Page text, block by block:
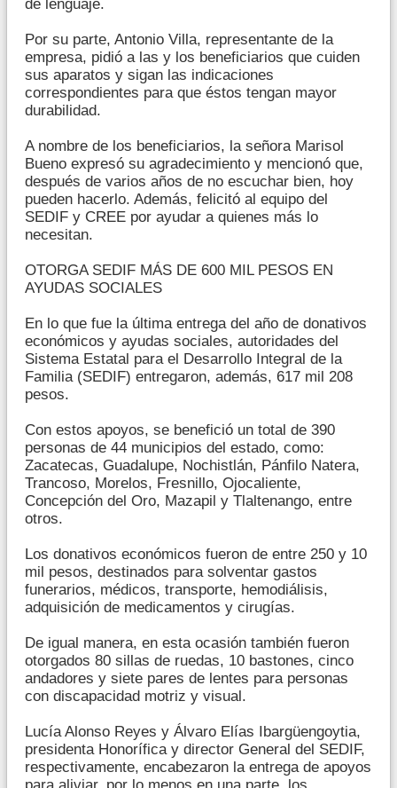
de lenguaje.
Por su parte, Antonio Villa, representante de la
empresa, pidió a las y los beneficiarios que cuiden
sus aparatos y sigan las indicaciones
correspondientes para que éstos tengan mayor
durabilidad.
A nombre de los beneficiarios, la señora Marisol
Bueno expresó su agradecimiento y mencionó que,
después de varios años de no escuchar bien, hoy
pueden hacerlo. Además, felicitó al equipo del
SEDIF y CREE por ayudar a quienes más lo
necesitan.
OTORGA SEDIF MÁS DE 600 MIL PESOS EN
AYUDAS SOCIALES
En lo que fue la última entrega del año de donativos
económicos y ayudas sociales, autoridades del
Sistema Estatal para el Desarrollo Integral de la
Familia (SEDIF) entregaron, además, 617 mil 208
pesos.
Con estos apoyos, se benefició un total de 390
personas de 44 municipios del estado, como:
Zacatecas, Guadalupe, Nochistlán, Pánfilo Natera,
Trancoso, Morelos, Fresnillo, Ojocaliente,
Concepción del Oro, Mazapil y Tlaltenango, entre
otros.
Los donativos económicos fueron de entre 250 y 10
mil pesos, destinados para solventar gastos
funerarios, médicos, transporte, hemodiálisis,
adquisición de medicamentos y cirugías.
De igual manera, en esta ocasión también fueron
otorgados 80 sillas de ruedas, 10 bastones, cinco
andadores y siete pares de lentes para personas
con discapacidad motriz y visual.
Lucía Alonso Reyes y Álvaro Elías Ibargüengoytia,
presidenta Honorífica y director General del SEDIF,
respectivamente, encabezaron la entrega de apoyos